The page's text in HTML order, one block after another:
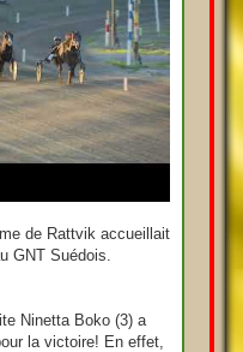
de Rattvik accueillait
GNT Suédois.
Ninetta Boko (3) a
la victoire! En effet,